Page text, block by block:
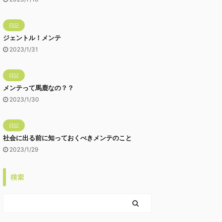
日記
ジェントル！メンテ
2023/1/31
日記
メンテって馬鹿なの？？
2023/1/30
日記
社会に出る前に知っておくべきメンテのこと
2023/1/29
検索